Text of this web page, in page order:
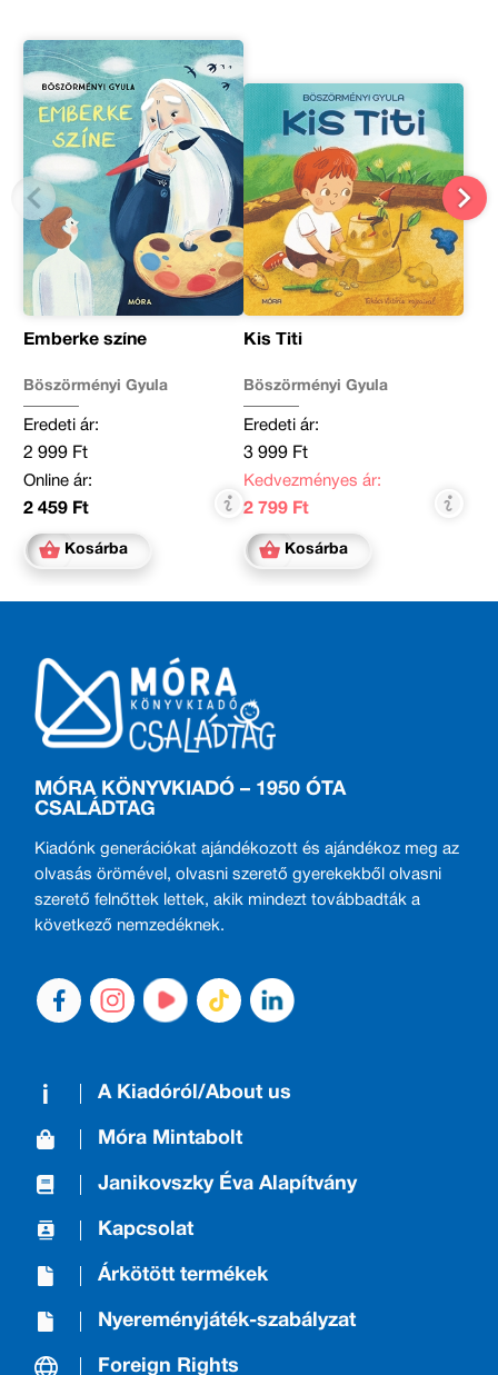
Emberke színe
Böszörményi Gyula
Eredeti ár:
2 999 Ft
Online ár:
2 459 Ft
Kosárba
Kis Titi
Böszörményi Gyula
Eredeti ár:
3 999 Ft
Kedvezményes ár:
2 799 Ft
Kosárba
MÓRA KÖNYVKIADÓ – 1950 ÓTA
CSALÁDTAG
Kiadónk generációkat ajándékozott és ajándékoz meg az
olvasás örömével, olvasni szerető gyerekekből olvasni
szerető felnőttek lettek, akik mindezt továbbadták a
következő nemzedéknek.
A Kiadóról/About us
Móra Mintabolt
Janikovszky Éva Alapítvány
Kapcsolat
Árkötött termékek
Nyereményjáték-szabályzat
Foreign Rights